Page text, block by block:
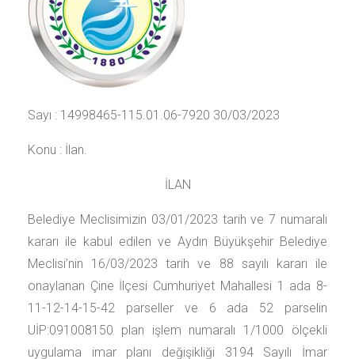
Sayı : 14998465-115.01.06-7920 30/03/2023
Konu : İlan.
İLAN
Belediye Meclisimizin 03/01/2023 tarih ve 7 numaralı
kararı ile kabul edilen ve Aydın Büyükşehir Belediye
Meclisi’nin 16/03/2023 tarih ve 88 sayılı kararı ile
onaylanan Çine İlçesi Cumhuriyet Mahallesi 1 ada 8-
11-12-14-15-42 parseller ve 6 ada 52 parselin
UİP:091008150 plan işlem numaralı 1/1000 ölçekli
uygulama imar planı değişikliği 3194 Sayılı İmar